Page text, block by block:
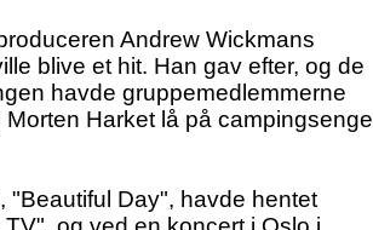
Andrew Wickmans
blive et hit. Han gav efter, og de
havde gruppemedlemmerne
Harket lå på campingsenge
"Beautiful Day", havde hentet